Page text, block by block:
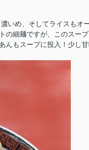
いめ、そしてライスもオ
の細麺ですが、このスー
んもスープに投入！少し